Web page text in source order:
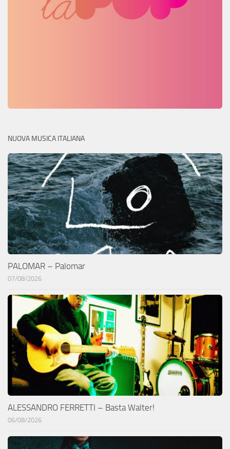
NUOVA MUSICA ITALIANA
PALOMAR – Palomar
07/08/2026
ALESSANDRO FERRETTI – Basta Walter!
06/08/2026